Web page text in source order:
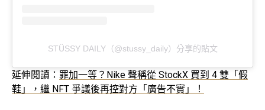
STÜSSY DAILY（@stussy_daily）分享的貼文
延伸閱讀： 罪加一等？Nike 聲稱從 StockX 買到 4 雙「假
鞋」，繼 NFT 爭議後再控對方「廣告不實」！